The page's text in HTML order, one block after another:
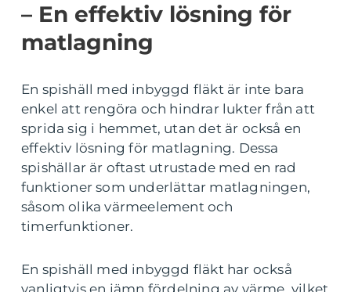
– En effektiv lösning för
matlagning
En spishäll med inbyggd fläkt är inte bara
enkel att rengöra och hindrar lukter från att
sprida sig i hemmet, utan det är också en
effektiv lösning för matlagning. Dessa
spishällar är oftast utrustade med en rad
funktioner som underlättar matlagningen,
såsom olika värmeelement och
timerfunktioner.
En spishäll med inbyggd fläkt har också
vanligtvis en jämn fördelning av värme, vilket